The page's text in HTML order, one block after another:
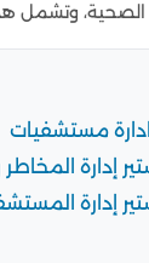
وتشمل
مستشفيات
إدارة
إدارة